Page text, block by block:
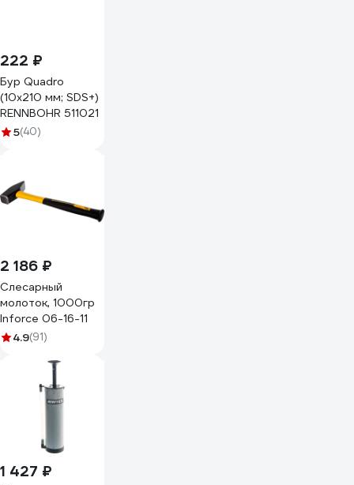
222 ₽
Бур Quadro
(10x210 мм; SDS+)
RENNBOHR 511021
5(40)
2 186 ₽
Слесарный
молоток, 1000гр
Inforce 06-16-11
4.9(91)
1 427 ₽